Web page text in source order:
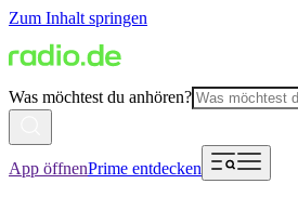
Zum Inhalt springen
Was möchtest du anhören?
App öffnenPrime entdecken